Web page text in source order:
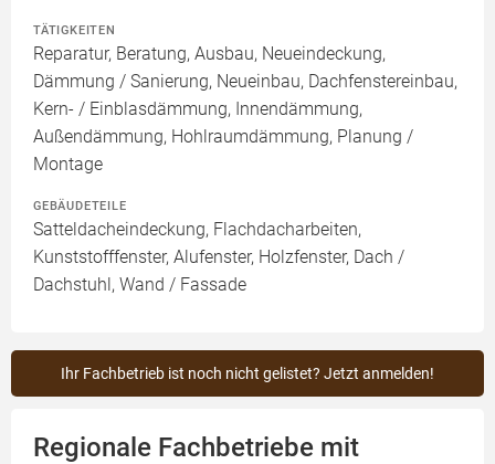
TÄTIGKEITEN
Reparatur, Beratung, Ausbau, Neueindeckung,
Dämmung / Sanierung, Neueinbau, Dachfenstereinbau,
Kern- / Einblasdämmung, Innendämmung,
Außendämmung, Hohlraumdämmung, Planung /
Montage
GEBÄUDETEILE
Satteldacheindeckung, Flachdacharbeiten,
Kunststofffenster, Alufenster, Holzfenster, Dach /
Dachstuhl, Wand / Fassade
Ihr Fachbetrieb ist noch nicht gelistet? Jetzt anmelden!
Regionale Fachbetriebe mit